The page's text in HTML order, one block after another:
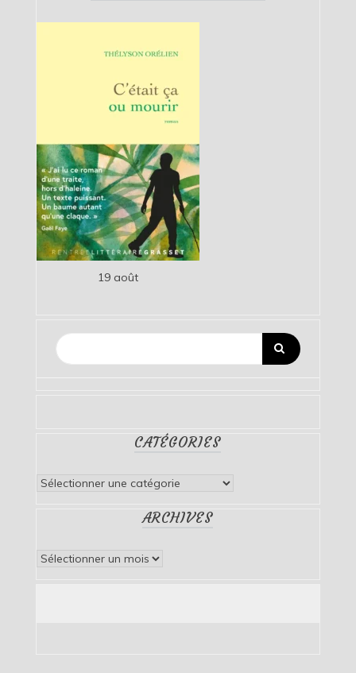
19 août
CATÉGORIES
Catégories
ARCHIVES
Archives